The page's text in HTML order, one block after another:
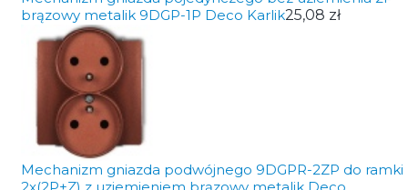
brązowy metalik 9DGP-1P Deco Karlik25,08 zł
Mechanizm gniazda podwójnego 9DGPR-2ZP do ramki